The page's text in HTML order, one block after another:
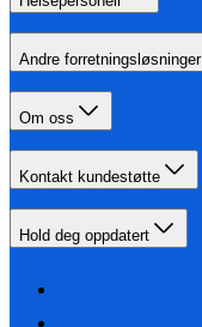
Andre forretningsløsninger
Om oss
Kontakt kundestøtte
Hold deg oppdatert